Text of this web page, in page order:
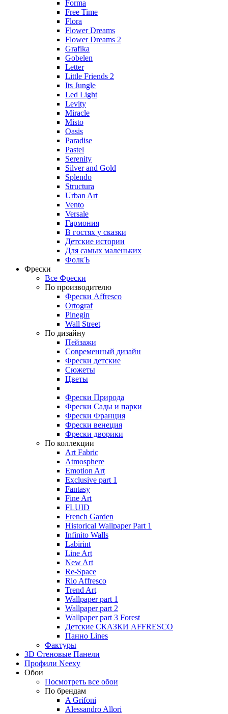
Forma
Free Time
Flora
Flower Dreams
Flower Dreams 2
Grafika
Gobelen
Letter
Little Friends 2
Its Jungle
Led Light
Levity
Miracle
Misto
Oasis
Paradise
Pastel
Serenity
Silver and Gold
Splendo
Structura
Urban Art
Vento
Versale
Гармония
В гостях у сказки
Детские истории
Для самых маленьких
ФолкЪ
Фрески
Все Фрески
По производителю
Фрески Affresco
Ortograf
Pinegin
Wall Street
По дизайну
Пейзажи
Современный дизайн
Фрески детские
Сюжеты
Цветы
Фрески Природа
Фрески Сады и парки
Фрески Франция
Фрески венеция
Фрески дворики
По коллекции
Art Fabric
Atmosphere
Emotion Art
Exclusive part 1
Fantasy
Fine Art
FLUID
French Garden
Historical Wallpaper Part 1
Infinito Walls
Labirint
Line Art
New Art
Re-Space
Rio Affresco
Trend Art
Wallpaper part 1
Wallpaper part 2
Wallpaper part 3 Forest
Детские СКАЗКИ AFFRESCO
Панно Lines
Фактуры
3D Стеновые Панели
Профили Neexy
Обои
Посмотреть все обои
По брендам
A Grifoni
Alessandro Allori